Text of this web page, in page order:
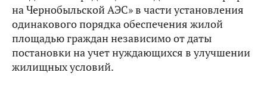
на Чернобыльской АЭС» в части установления
одинакового порядка обеспечения жилой
площадью граждан независимо от даты
постановки на учет нуждающихся в улучшении
жилищных условий.